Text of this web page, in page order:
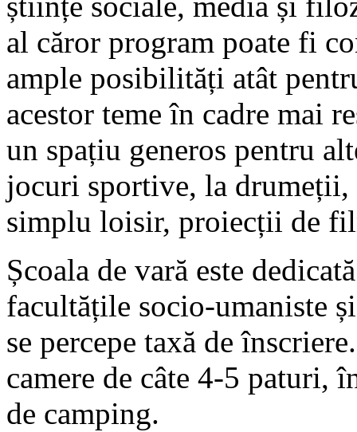
al căror program poate fi
ample posibilități atât
acestor teme în cadre mai
un spațiu generos pentru
jocuri sportive, la drumeții,
simplu loisir, proiecții de
Școala de vară este
facultățile socio-umaniste
se percepe taxă de
camere de câte 4-5 paturi,
de camping.